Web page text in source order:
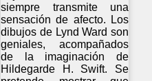
siempre transmite una
sensación de afecto. Los
dibujos de Lynd Ward son
geniales, acompañados
de la imaginación de
Hildegarde H. Swift. Se